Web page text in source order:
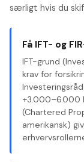
særligt hvis du
Få IFT- og
IFT-grund
krav for
+3.000–6.000
(Chartered
amerikansk)